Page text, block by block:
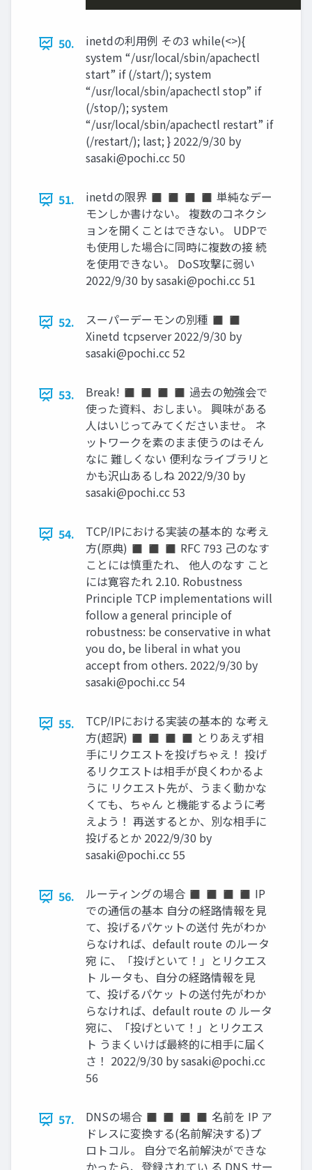
50.
inetdの利用例 その3 while(<>){
system “/usr/local/sbin/apachectl
start” if (/start/); system
“/usr/local/sbin/apachectl stop” if
(/stop/); system
“/usr/local/sbin/apachectl restart” if
(/restart/); last; } 2022/9/30 by
sasaki@pochi.cc50
51.
inetdの限界 ◼ ◼ ◼ ◼ 単純なデー
モンしか書けない。 複数のコネクシ
ョンを開くことはできない。 UDPで
も使用した場合に同時に複数の接 続
を使用できない。 DoS攻撃に弱い
2022/9/30 bysasaki@pochi.cc51
52.
スーパーデーモンの別種 ◼ ◼
Xinetd tcpserver 2022/9/30 by
sasaki@pochi.cc52
53.
Break! ◼ ◼ ◼ ◼ 過去の勉強会で
使った資料、おしまい。 興味がある
人はいじってみてくださいませ。 ネ
ットワークを素のまま使うのはそん
なに 難しくない 便利なライブラリと
かも沢山あるしね 2022/9/30 by
sasaki@pochi.cc53
54.
TCP/IPにおける実装の基本的 な考え
方(原典) ◼ ◼ ◼ RFC 793 己のなす
ことには慎重たれ、 他人のなす こと
には寛容たれ 2.10. Robustness
Principle TCP implementations will
follow a general principle of
robustness: be conservative in what
you do, be liberal in what you
accept from others. 2022/9/30 by
sasaki@pochi.cc54
55.
TCP/IPにおける実装の基本的 な考え
方(超訳) ◼ ◼ ◼ ◼ とりあえず相
手にリクエストを投げちゃえ！ 投げ
るリクエストは相手が良くわかるよ
うに リクエスト先が、うまく動かな
くても、ちゃん と機能するように考
えよう！ 再送するとか、別な相手に
投げるとか 2022/9/30 by
sasaki@pochi.cc55
56.
ルーティングの場合 ◼ ◼ ◼ ◼ IP
での通信の基本 自分の経路情報を見
て、投げるパケットの送付 先がわか
らなければ、default route のルータ
宛 に、「投げといて！」とリクエス
ト ルータも、自分の経路情報を見
て、投げるパケッ トの送付先がわか
らなければ、default route の ルータ
宛に、「投げといて！」とリクエス
ト うまくいけば最終的に相手に届く
さ！ 2022/9/30 bysasaki@pochi.cc
56
57.
DNSの場合 ◼ ◼ ◼ ◼ 名前を IP ア
ドレスに変換する(名前解決する)プ
ロトコル。 自分で名前解決ができな
かったら、登録されてい る DNS サー